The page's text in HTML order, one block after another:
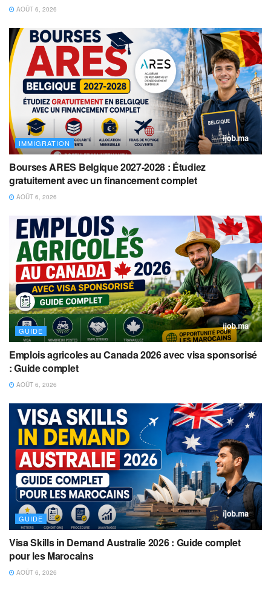
AOÛT 6, 2026
IMMIGRATION
Bourses ARES Belgique 2027-2028 : Étudiez
gratuitement avec un financement complet
AOÛT 6, 2026
GUIDE
Emplois agricoles au Canada 2026 avec visa sponsorisé
: Guide complet
AOÛT 6, 2026
GUIDE
Visa Skills in Demand Australie 2026 : Guide complet
pour les Marocains
AOÛT 6, 2026